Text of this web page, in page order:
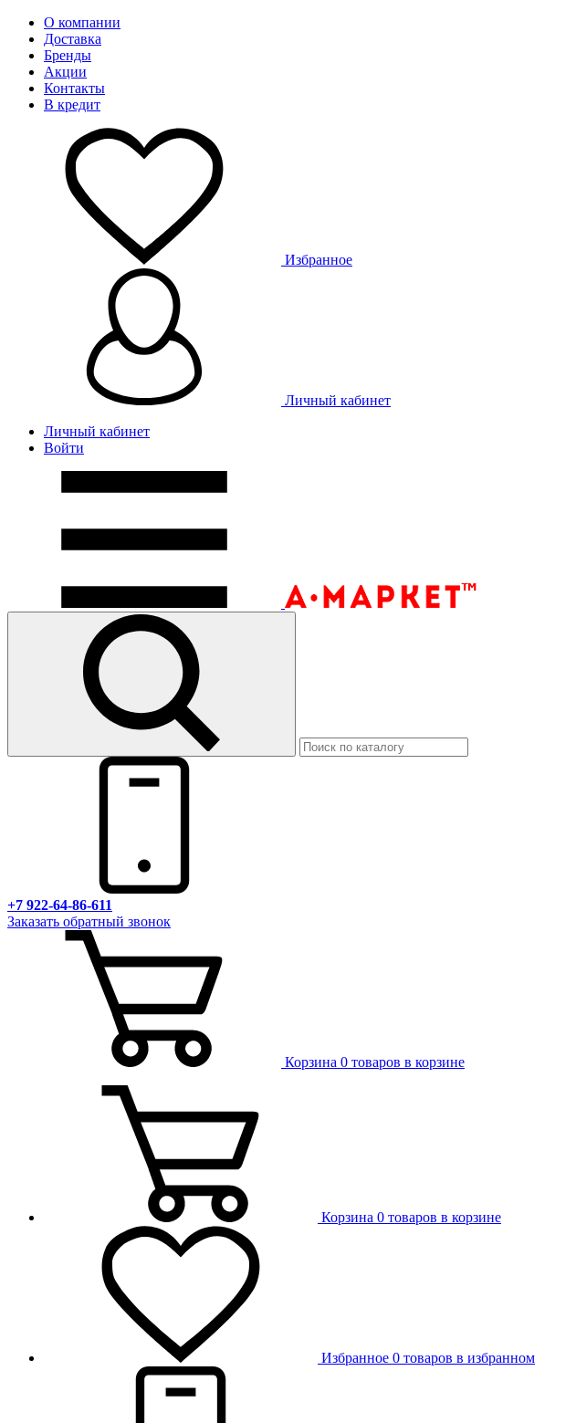
О компании
Доставка
Бренды
Акции
Контакты
В кредит
Избранное
Личный кабинет
Личный кабинет
Войти
+7 922-64-86-611
Заказать обратный звонок
Корзина 0 товаров в корзине
Корзина 0 товаров в корзине
Избранное 0 товаров в избранном